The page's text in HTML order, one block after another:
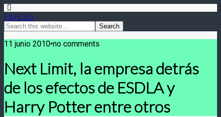
FilmClub
11 junio 2010•no comments
Next Limit, la empresa detrás
de los efectos de ESDLA y
Harry Potter entre otros